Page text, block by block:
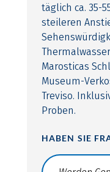
täglich ca. 35-
steileren
Marosticas
Museum-
Treviso.
Proben.
HABEN SIE